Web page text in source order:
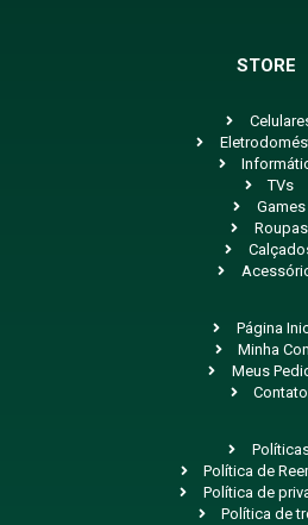
STORE
TVs
Games
Roupas
Página
Minha
Meus
Contato
Política de
Política de
Política de